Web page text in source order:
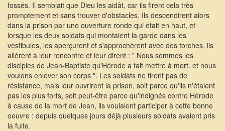
fossés. Il semblait que Dieu les aidât, car ils firent cela très
promptement et sans trouver d'obstacles. Ils descendirent alors
dans la prison par une ouverture ronde qui était en haut, et
lorsque les deux soldats qui montaient la garde dans les
vestibules, les aperçurent et s'approchèrent avec des torches, ils
allèrent à leur rencontre et leur dirent : " Nous sommes les
disciples de Jean-Baptiste qu'Hérode a fait mettre à mort. et nous
voulons enlever son corps ". Les soldats ne firent pas de
résistance, mais leur ouvrirent la prison, soit parce qu'ils n'étaient
pas les plus forts, soit peut-être parce qu'indignés contre Hérode
à cause de la mort de Jean, ils voulaient participer à cette bonne
oeuvre : depuis quelques jours déjà plusieurs soldats avaient pris
la fuite.